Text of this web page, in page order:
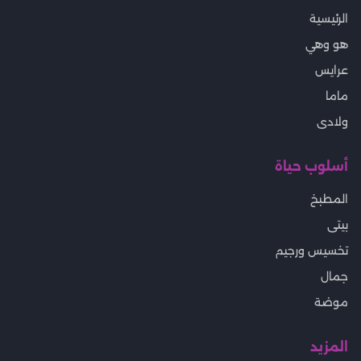
الرئيسية
هو وهي
عرايس
ماما
ولادى
أسلوب حياة
المطبخ
بيتى
تخسيس ورجيم
جمال
موضة
المزيد